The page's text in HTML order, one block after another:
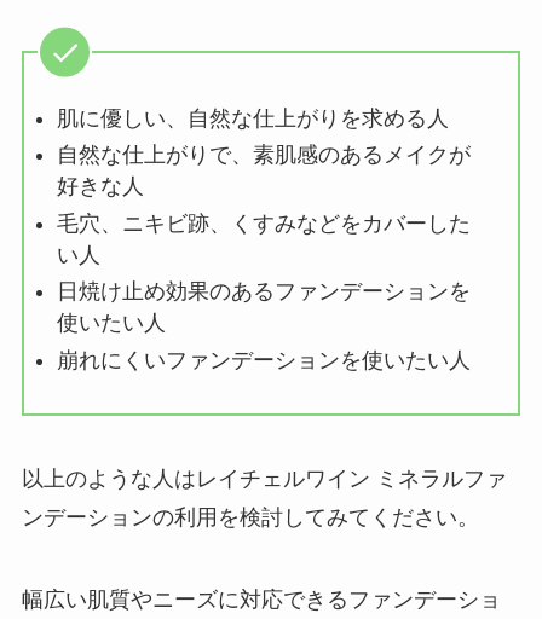
肌に優しい、自然な仕上がりを求める人
自然な仕上がりで、素肌感のあるメイクが
好きな人
毛穴、ニキビ跡、くすみなどをカバーした
い人
日焼け止め効果のあるファンデーションを
使いたい人
崩れにくいファンデーションを使いたい人
以上のような人はレイチェルワイン ミネラルファ
ンデーションの利用を検討してみてください。
幅広い肌質やニーズに対応できるファンデーショ